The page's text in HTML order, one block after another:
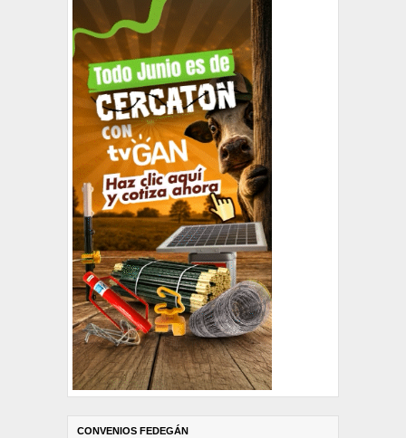
CONVENIOS FEDEGÁN